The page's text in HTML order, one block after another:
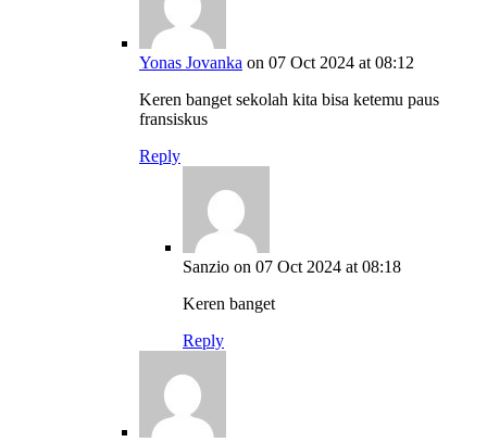
Yonas Jovanka on 07 Oct 2024 at 08:12
Keren banget sekolah kita bisa ketemu paus
fransiskus
Reply
Sanzio on 07 Oct 2024 at 08:18
Keren banget
Reply